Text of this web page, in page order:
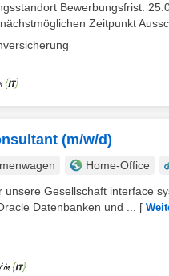
Bewerbungsfrist:
Zeitpunkt
(m/w/d)
Home-Office
unsere Gesellschaft interface
Datenbanken und ...
[